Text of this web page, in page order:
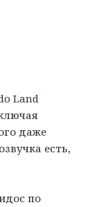
Land
даже
есть,
по